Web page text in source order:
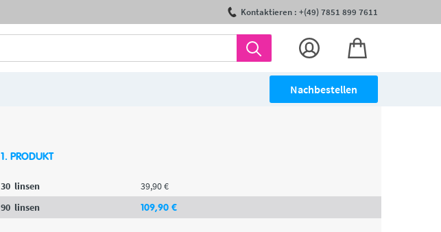
Kontaktieren : +(49) 7851 899 7611
Nachbestellen
1. PRODUKT
30 linsen 39,90€
90 linsen 109,90 €